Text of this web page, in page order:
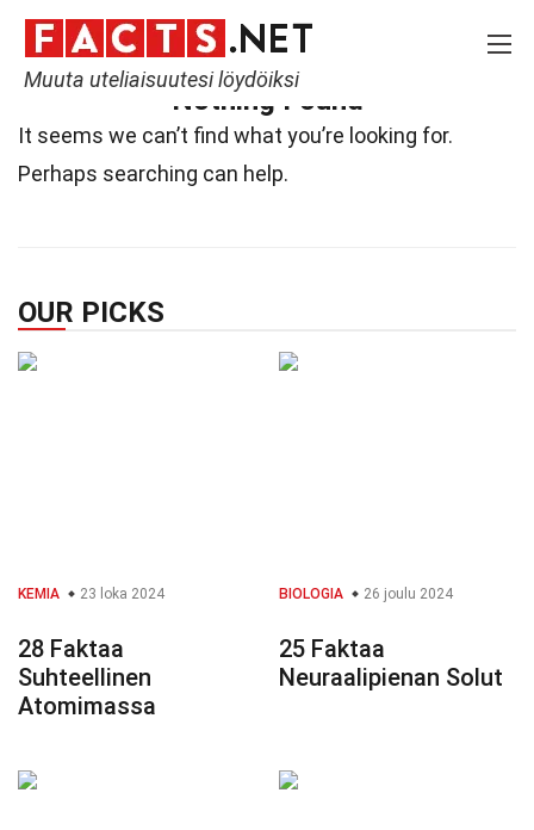
Muuta uteliaisuutesi löydöiksi
Nothing Found
It seems we can’t find what you’re looking for.
Perhaps searching can help.
OUR PICKS
KEMIA 23 loka 2024
28 Faktaa
Suhteellinen
Atomimassa
BIOLOGIA 26 joulu 2024
25 Faktaa
Neuraalipienan Solut